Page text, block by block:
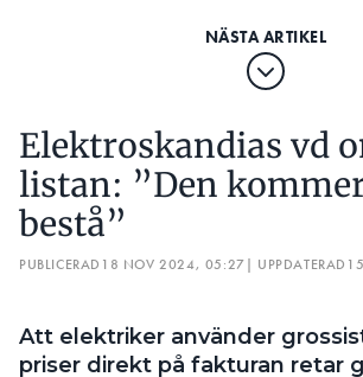
Elektroskandias vd
listan: ”Den
bestå”
PUBLICERAD 18 NOV 2024, 05:27| UPPDATERAD
Att elektriker använder
priser direkt på fakturan retar